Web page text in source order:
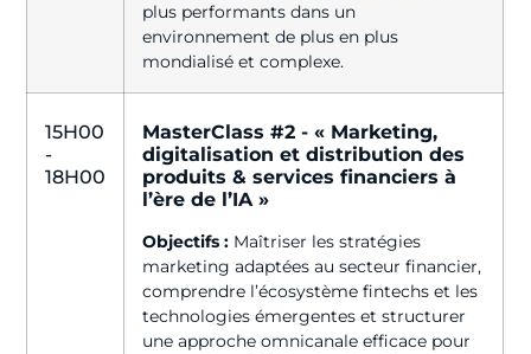
plus performants dans un
environnement de plus en plus
mondialisé et complexe.
15H00
-
18H00
MasterClass #2 - « Marketing,
digitalisation et distribution des
produits & services financiers à
l’ère de l’IA »
Objectifs : Maîtriser les stratégies
marketing adaptées au secteur financier,
comprendre l’écosystème fintechs et les
technologies émergentes et structurer
une approche omnicanale efficace pour